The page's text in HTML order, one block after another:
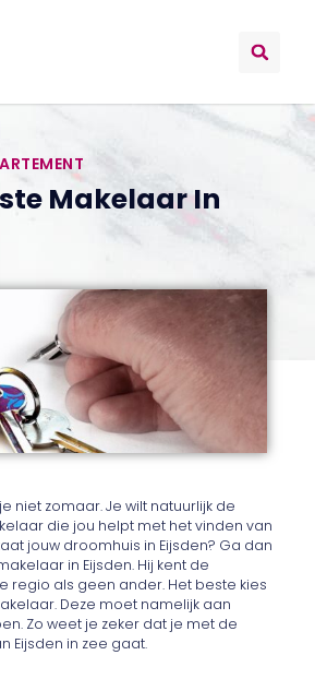
Makelaar In
niet zomaar. Je wilt natuurlijk de
die jou helpt met het vinden van
jouw droomhuis in Eijsden? Ga dan
in Eijsden. Hij kent de
regio als geen ander. Het beste kies
Deze moet namelijk aan
Zo weet je zeker dat je met de
Eijsden in zee gaat.